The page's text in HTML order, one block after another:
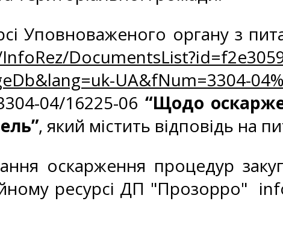
Уповноваженого органу з
UA&fNum=3304-
04/16225-06 “Щодо
, який містить відповідь на
оскарження процедур
ресурсі ДП "Прозорро"